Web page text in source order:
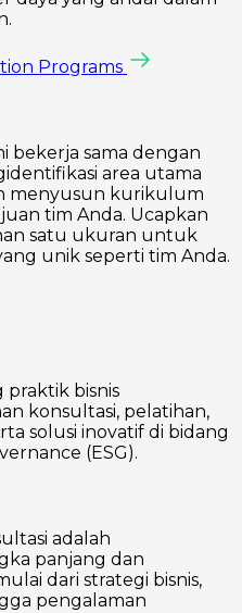
Programs
bekerja sama dengan
area utama
menyusun kurikulum
tim Anda. Ucapkan
satu ukuran untuk
unik seperti tim Anda.
bisnis
konsultasi, pelatihan,
solusi inovatif di bidang
(ESG).
adalah
panjang dan
dari strategi bisnis,
pengalaman